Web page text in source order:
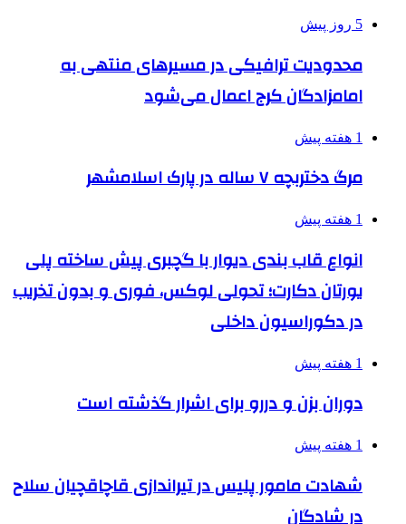
5 روز پیش
محدودیت ترافیکی در مسیرهای منتهی به
امامزادگان کرج اعمال می‌شود
1 هفته پیش
مرگ دختربچه ۷ ساله در پارک اسلامشهر
1 هفته پیش
انواع قاب بندی دیوار با گچبری پیش ساخته پلی
یورتان دکارت؛ تحولی لوکس، فوری و بدون تخریب
در دکوراسیون داخلی
1 هفته پیش
دوران بزن و دررو برای اشرار گذشته است
1 هفته پیش
شهادت مامور پلیس در تیراندازی قاچاقچیان سلاح
در شادگان